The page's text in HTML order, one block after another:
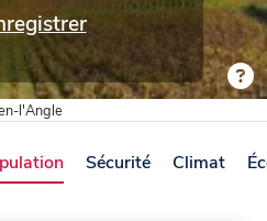
l'Angle
Sécurité Climat